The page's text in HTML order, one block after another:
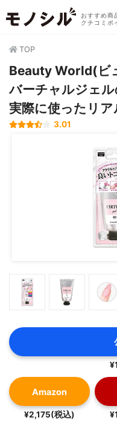
おすすめ商
クチコミポ
TOP
Beauty World(ビ
バーチャルジェ
実際に使ったリ
3.01
Amazon
¥2,175(税込)